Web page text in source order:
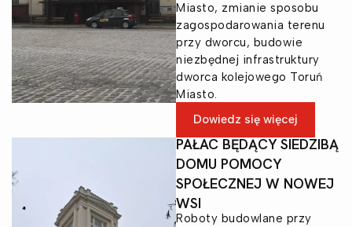
Miasto, zmianie sposobu
zagospodarowania terenu
przy dworcu, budowie
niezbędnej infrastruktury
dworca kolejowego Toruń
Miasto.
Dowiedz się więcej
PAŁAC BĘDĄCY SIEDZIBĄ
DOMU POMOCY
SPOŁECZNEJ W NOWEJ
WSI
Roboty budowlane przy